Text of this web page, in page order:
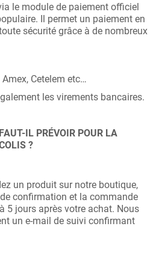
le module de paiement officiel
Il permet un paiement en
sécurité grâce à de nombreux
Cetelem etc…
les virements bancaires.
IL PRÉVOIR POUR LA
?
un produit sur notre boutique,
confirmation et la commande
5 jours après votre achat. Nous
un e-mail de suivi confirmant